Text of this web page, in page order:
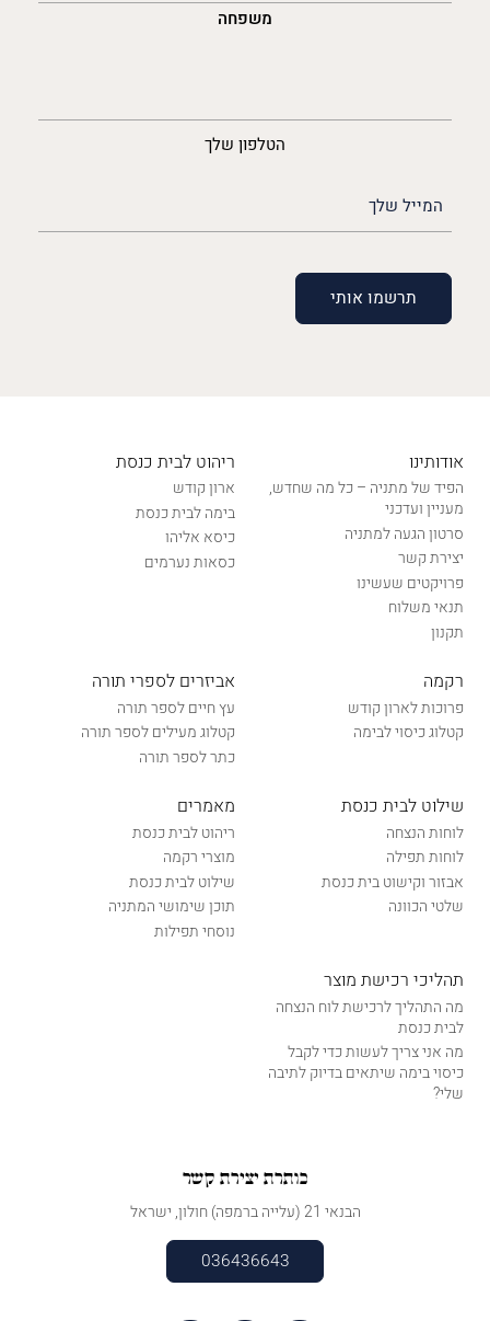
משפחה
הטלפון שלך
(חובה)
אודותינו
הפיד של מתניה – כל מה שחדש,
מעניין ועדכני
סרטון הגעה למתניה
יצירת קשר
פרויקטים שעשינו
תנאי משלוח
תקנון
ריהוט לבית כנסת
ארון קודש
בימה לבית כנסת
כיסא אליהו
כסאות נערמים
רקמה
פרוכות לארון קודש
קטלוג כיסוי לבימה
אביזרים לספרי תורה
עץ חיים לספר תורה
קטלוג מעילים לספר תורה
כתר לספר תורה
שילוט לבית כנסת
לוחות הנצחה
לוחות תפילה
אבזור וקישוט בית כנסת
שלטי הכוונה
מאמרים
ריהוט לבית כנסת
מוצרי רקמה
שילוט לבית כנסת
תוכן שימושי המתניה
נוסחי תפילות
תהליכי רכישת מוצר
מה התהליך לרכישת לוח הנצחה
לבית כנסת
מה אני צריך לעשות כדי לקבל
כיסוי בימה שיתאים בדיוק לתיבה
שלי?
כותרת יצירת קשר
הבנאי 21 (עלייה ברמפה) חולון, ישראל
036436643